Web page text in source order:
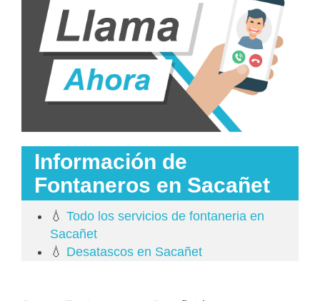
Información de
Fontaneros en Sacañet
💧 Todo los servicios de fontaneria en
Sacañet
💧 Desatascos en Sacañet